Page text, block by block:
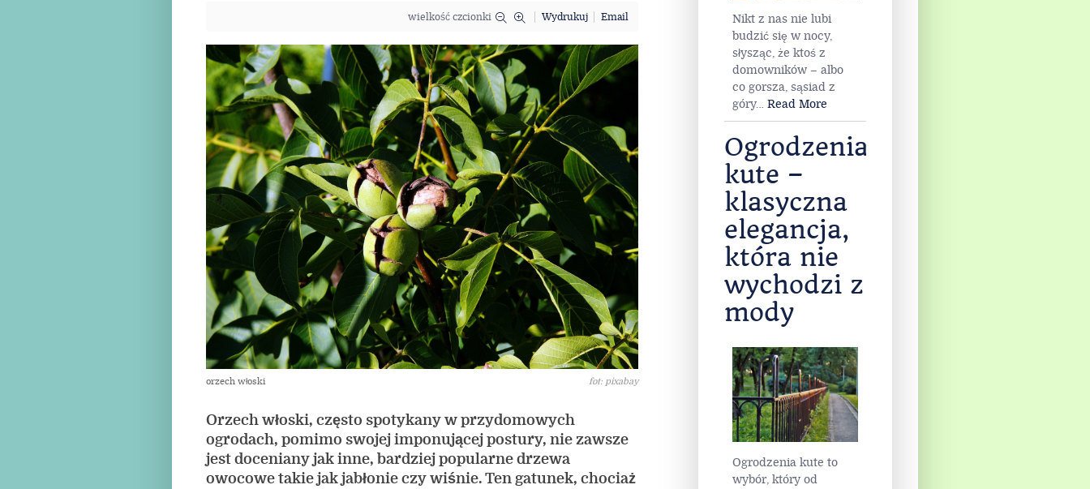
wielkość czcionki Wydrukuj Email
orzech włoski fot: pixabay
Orzech włoski, często spotykany w przydomowych
ogrodach, pomimo swojej imponującej postury, nie zawsze
jest doceniany jak inne, bardziej popularne drzewa
owocowe takie jak jabłonie czy wiśnie. Ten gatunek, chociaż
Nikt z nas nie lubi
budzić się w nocy,
słysząc, że ktoś z
domowników – albo
co gorsza, sąsiad z
góry… Read More
Ogrodzenia
kute –
klasyczna
elegancja,
która nie
wychodzi z
mody
Ogrodzenia kute to
wybór, który od